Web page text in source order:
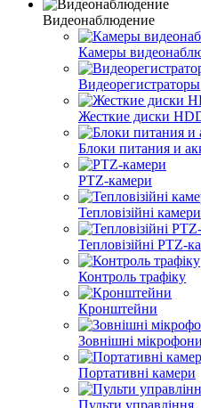
Видеонаблюдение
Камеры
Видеорегистраторы
Жесткие диски
Блоки питания и
PTZ-камери
Тепловізійні камери
Тепловізійні PTZ-
Контроль трафіку
Кронштейни
Зовнішні мікрофони
Портативні камери
Пульти управління